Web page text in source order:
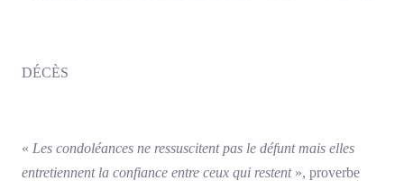
DÉCÈS
« Les condoléances ne ressuscitent pas le défunt mais elles
entretiennent la confiance entre ceux qui restent», proverbe